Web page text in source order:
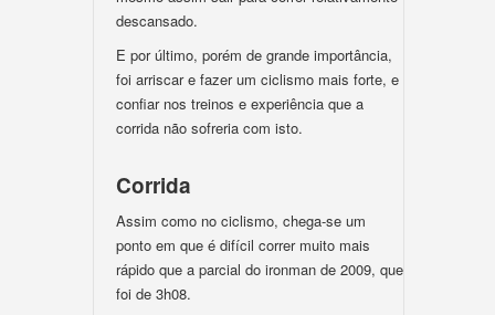
descansado.
E por último, porém de grande importância,
foi arriscar e fazer um ciclismo mais forte, e
confiar nos treinos e experiência que a
corrida não sofreria com isto.
Corrida
Assim como no ciclismo, chega-se um
ponto em que é difícil correr muito mais
rápido que a parcial do ironman de 2009, que
foi de 3h08.